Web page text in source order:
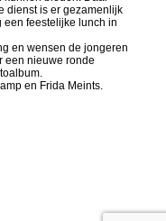
dienst is er gezamenlijk
feestelijke lunch in
en wensen de jongeren
een nieuwe ronde
en Frida Meints.